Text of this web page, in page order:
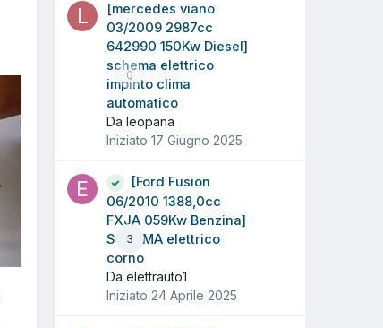
0
[mercedes viano
03/2009 2987cc
642990 150Kw Diesel]
schema elettrico
impinto clima
automatico
Da leopana
Iniziato 17 Giugno 2025
3
[Ford Fusion
06/2010 1388,0cc
FXJA 059Kw Benzina]
SCHEMA elettrico
corno
Da elettrauto1
Iniziato 24 Aprile 2025